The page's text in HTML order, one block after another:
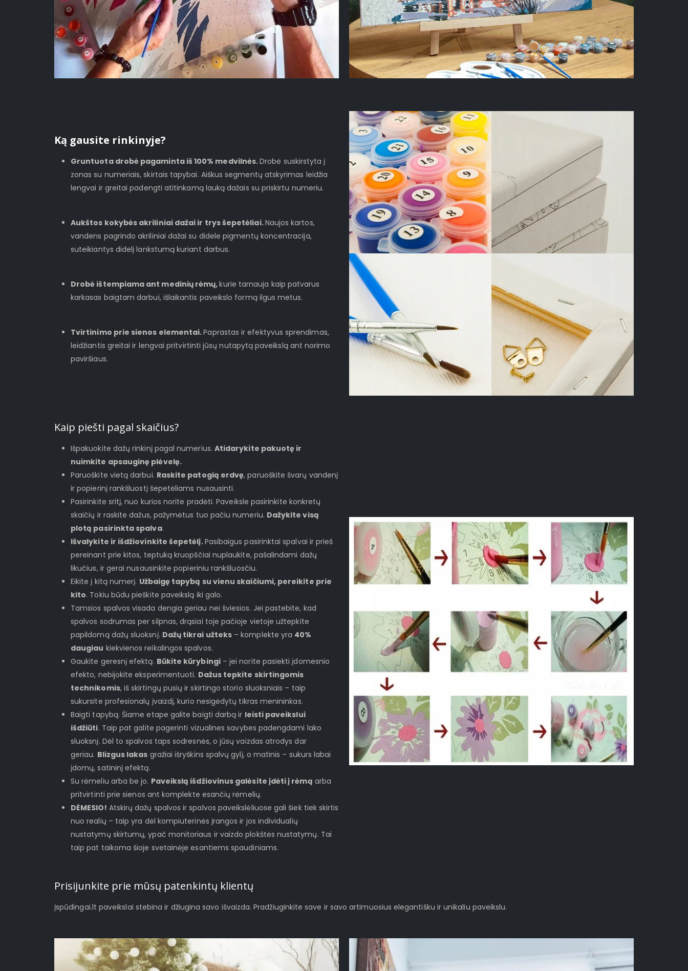
Ką gausite rinkinyje?
Gruntuota drobė pagaminta iš 100% medvilnės.Drobė suskirstyta į
zonas su numeriais, skirtais tapybai. Aiškus segmentų atskyrimas leidžia
lengvai ir greitai padengti atitinkamą lauką dažais su priskirtu numeriu.
Aukštos kokybės akriliniai dažai ir trys šepetėliai.Naujos kartos,
vandens pagrindo akriliniai dažai su didele pigmentų koncentracija,
suteikiantys didelį lankstumą kuriant darbus.
Drobė ištempiama ant medinių rėmų,kurie tarnauja kaip patvarus
karkasas baigtam darbui, išlaikantis paveikslo formą ilgus metus.
Tvirtinimo prie sienos elementai.Paprastas ir efektyvus sprendimas,
leidžiantis greitai ir lengvai pritvirtinti jūsų nutapytą paveikslą ant norimo
paviršiaus.
Kaip piešti pagal skaičius?
Išpakuokite dažų rinkinį pagal numerius. Atidarykite pakuotę ir
nuimkite apsauginę plėvelę.
Paruoškite vietą darbui. Raskite patogią erdvę, paruoškite švarų vandenį
ir popierinį rankšluostį šepetėliams nusausinti.
Pasirinkite sritį, nuo kurios norite pradėti. Paveiksle pasirinkite konkretų
skaičių ir raskite dažus, pažymėtus tuo pačiu numeriu. Dažykite visą
plotą pasirinkta spalva.
Išvalykite ir išdžiovinkite šepetėlį.Pasibaigus pasirinktai spalvai ir prieš
pereinant prie kitos, teptuką kruopščiai nuplaukite, pašalindami dažų
likučius, ir gerai nusausinkite popieriniu rankšluosčiu.
Eikite į kitą numerį. Užbaigę tapybą su vienu skaičiumi, pereikite prie
kito. Tokiu būdu pieškite paveikslą iki galo.
Tamsios spalvos visada dengia geriau nei šviesios. Jei pastebite, kad
spalvos sodrumas per silpnas, drąsiai toje pačioje vietoje užtepkite
papildomą dažų sluoksnį. Dažų tikrai užteks – komplekte yra 40%
daugiau kiekvienos reikalingos spalvos.
Gaukite geresnį efektą. Būkite kūrybingi– jei norite pasiekti įdomesnio
efekto, nebijokite eksperimentuoti. Dažus tepkite skirtingomis
technikomis, iš skirtingų pusių ir skirtingo storio sluoksniais – taip
sukursite profesionalų įvaizdį, kurio nesigėdytų tikras menininkas.
Baigti tapybą. Šiame etape galite baigti darbą ir leisti paveikslui
išdžiūti. Taip pat galite pagerinti vizualines savybes padengdami lako
sluoksnį. Dėl to spalvos taps sodresnės, o jūsų vaizdas atrodys dar
geriau. Blizgus lakas gražiai išryškins spalvų gylį, o matinis – sukurs labai
įdomų, satininį efektą.
Su rėmeliu arba be jo. Paveikslą išdžiovinus galėsite įdėti į rėmą arba
pritvirtinti prie sienos ant komplekte esančių rėmelių.
DĖMESIO! Atskirų dažų spalvos ir spalvos paveikslėliuose gali šiek tiek skirtis
nuo realių – taip yra dėl kompiuterinės įrangos ir jos individualių
nustatymų skirtumų, ypač monitoriaus ir vaizdo plokštės nustatymų. Tai
taip pat taikoma šioje svetainėje esantiems spaudiniams.
Prisijunkite prie mūsų patenkintų klientų
Įspūdingai.lt paveikslai stebina ir džiugina savo išvaizda. Pradžiuginkite save ir savo artimuosius elegantišku ir unikaliu paveikslu.